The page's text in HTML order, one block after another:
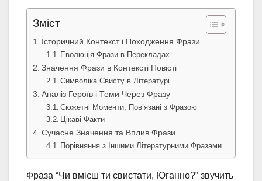
Зміст
Історичний Контекст і Походження Фрази
Еволюція Фрази в Перекладах
Значення Фрази в Контексті Повісті
Символіка Свисту в Літературі
Аналіз Героїв і Теми Через Фразу
Сюжетні Моменти, Пов’язані з Фразою
Цікаві Факти
Сучасне Значення та Вплив Фрази
Порівняння з Іншими Літературними Фразами
Фраза “Чи вмієш ти свистати, Юганно?” звучить